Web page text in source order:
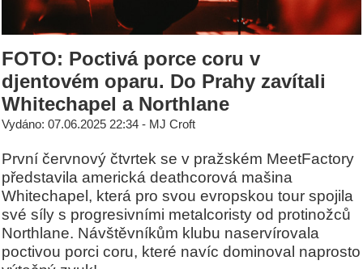
FOTO: Poctivá porce coru v
djentovém oparu. Do Prahy zavítali
Whitechapel a Northlane
Vydáno: 07.06.2025 22:34 - MJ Croft
První červnový čtvrtek se v pražském MeetFactory
představila americká deathcorová mašina
Whitechapel, která pro svou evropskou tour spojila
své síly s progresivními metalcoristy od protinožců
Northlane. Návštěvníkům klubu naservírovala
poctivou porci coru, které navíc dominoval naprosto